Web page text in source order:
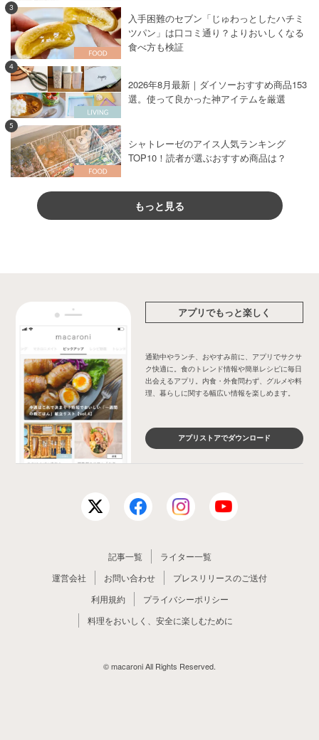
3
入手困難のセブン「じゅわっとしたハチミ
ツパン」は口コミ通り？よりおいしくなる
食べ方も検証
4
2026年8月最新｜ダイソーおすすめ商品153
選。使って良かった神アイテムを厳選
5
シャトレーゼのアイス人気ランキング
TOP10！読者が選ぶおすすめ商品は？
もっと見る
アプリでもっと楽しく
通勤中やランチ、おやすみ前に、アプリでサクサ
ク快適に。食のトレンド情報や簡単レシピに毎日
出会えるアプリ。内食・外食問わず、グルメや料
理、暮らしに関する幅広い情報を楽しめます。
アプリストアでダウンロード
記事一覧
ライター一覧
運営会社
お問い合わせ
プレスリリースのご送付
利用規約
プライバシーポリシー
料理をおいしく、安全に楽しむために
© macaroni All Rights Reserved.